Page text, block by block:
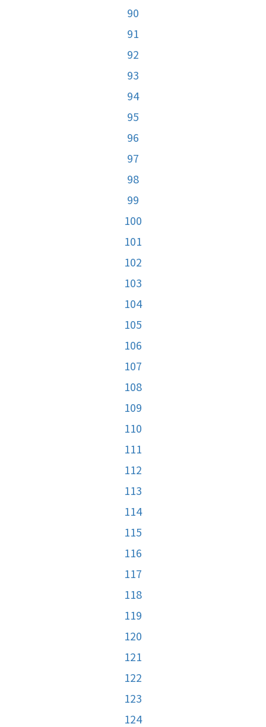
90
91
92
93
94
95
96
97
98
99
100
101
102
103
104
105
106
107
108
109
110
111
112
113
114
115
116
117
118
119
120
121
122
123
124